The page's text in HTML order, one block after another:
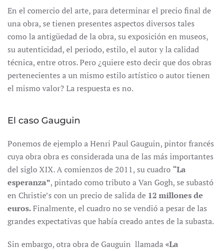
En el comercio del arte, para determinar el precio final de
una obra, se tienen presentes aspectos diversos tales
como la antigüedad de la obra, su exposición en museos,
su autenticidad, el periodo, estilo, el autor y la calidad
técnica, entre otros. Pero ¿quiere esto decir que dos obras
pertenecientes a un mismo estilo artístico o autor tienen
el mismo valor? La respuesta es no.
El caso Gauguin
Ponemos de ejemplo a Henri Paul Gauguin, pintor francés
cuya obra obra es considerada una de las más importantes
del siglo XIX. A comienzos de 2011, su cuadro “La
esperanza”, pintado como tributo a Van Gogh, se subastó
en Christie’s con un precio de salida de 12 millones de
euros.Finalmente, el cuadro no se vendió a pesar de las
grandes expectativas que había creado antes de la subasta.
Sin embargo, otra obra de Gauguin llamada«La